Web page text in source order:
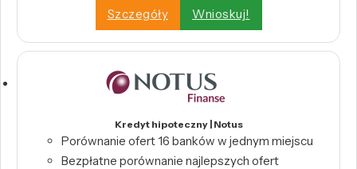
Szczegóły
Wnioskuj!
Kredyt hipoteczny | Notus
Porównanie ofert 16 banków w jednym miejscu
Bezpłatne porównanie najlepszych ofert